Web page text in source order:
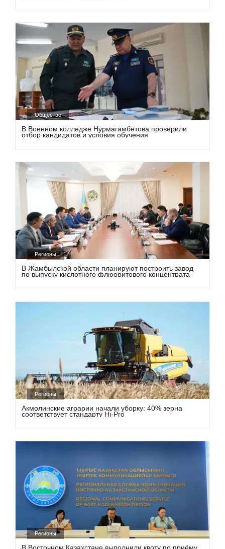
Общество
В Военном колледже Нурмагамбетова проверили
отбор кандидатов и условия обучения
Регионы
В Жамбылской области планируют построить завод
по выпуску кислотного флюоритового концентрата
Регионы
Акмолинские аграрии начали уборку: 40% зерна
соответствует стандарту Hi-Pro
Регионы